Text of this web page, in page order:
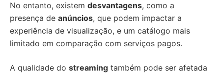
No entanto, existem desvantagens, como a
presença de anúncios, que podem impactar a
experiência de visualização, e um catálogo mais
limitado em comparação com serviços pagos.
A qualidade do streaming também pode ser afetada